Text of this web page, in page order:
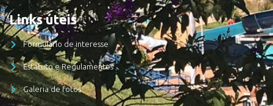
Links úteis
Formulário de interesse
Estatuto e Regulamentos
Galeria de fotos